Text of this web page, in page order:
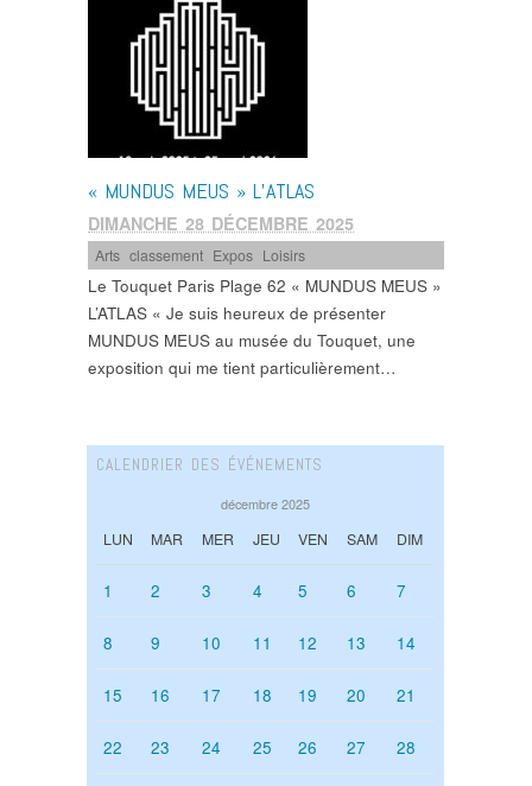
« MUNDUS MEUS » L’ATLAS
DIMANCHE 28 DÉCEMBRE 2025
Arts ,classement Expos Loisirs
Le Touquet Paris Plage 62 « MUNDUS MEUS »
L’ATLAS « Je suis heureux de présenter
MUNDUS MEUS au musée du Touquet, une
exposition qui me tient particulièrement…
CALENDRIER DES ÉVÉNEMENTS
décembre 2025
LUN MAR MER JEU VEN SAM DIM
1 2 3 4 5 6 7
8 9 10 11 12 13 14
15 16 17 18 19 20 21
22 23 24 25 26 27 28